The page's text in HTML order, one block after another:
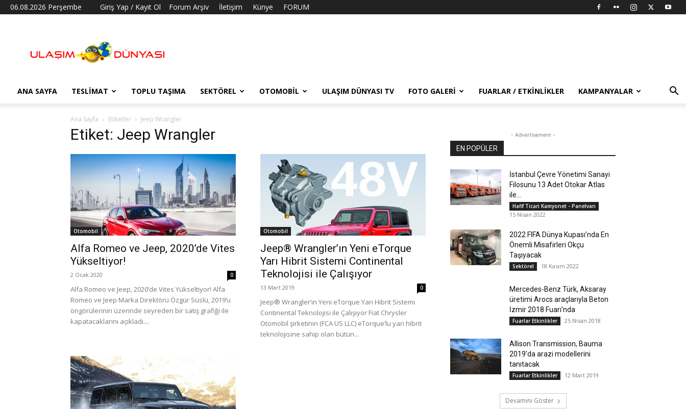
06.08.2026 Perşembe Giriş Yap / Kayıt Ol Forum Arşiv İletişim Künye FORUM
Dünyası
ANA SAYFA TESLIMAT TOPLU TAŞIMA SEKTÖREL OTOMOBIL ULAŞIM DÜNYASI TV FOTO GALERI FUARLAR / ETKINLIKLER KAMPANYALAR
Ana Sayfa Etiketler Jeep Wrangler
Etiket: Jeep Wrangler
Otomobil
Alfa Romeo ve Jeep, 2020’de Vites
Yükseltiyor!
2 Ocak 2020 0
Alfa Romeo ve Jeep, 2020’de Vites Yükseltiyor! Alfa
Romeo ve Jeep Marka Direktörü Özgür Süslü, 2019’u
öngörülerinin üzerinde seyreden bir satış grafiği ile
kapatacaklarını açıkladı....
Otomobil
Jeep® Wrangler’ın Yeni eTorque
Yarı Hibrit Sistemi Continental
Teknolojisi ile Çalışıyor
13 Mart 2019 0
Jeep® Wrangler’ın Yeni eTorque Yarı Hibrit Sistemi
Continental Teknolojisi ile Çalışıyor Fiat Chrysler
Otomobil şirketinin (FCA US LLC) eTorque’lu yarı hibrit
teknolojisine sahip olan bütün...
- Advertisement -
EN POPÜLER
İstanbul Çevre Yönetimi Sanayi
Filosunu 13 Adet Otokar Atlas
ile...
Hafif Ticari Kamyonet - Panelvan
15 Nisan 2022
2022 FIFA Dünya Kupası’nda En
Önemli Misafirleri Okçu
Taşıyacak
Sektörel 18 Kasım 2022
Mercedes-Benz Türk, Aksaray
üretimi Arocs araçlarıyla Beton
İzmir 2018 Fuarı’nda
Fuarlar Etkinlikler 25 Nisan 2018
Allison Transmission, Bauma
2019’da arazi modellerini
tanıtacak
Fuarlar Etkinlikler 12 Mart 2019
Devamını Göster